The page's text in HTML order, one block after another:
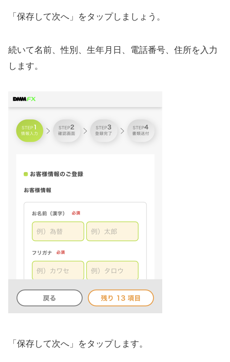
「保存して次へ」をタップしましょう。
続いて名前、性別、生年月日、電話番号、住所を入力
します。
「保存して次へ」をタップします。